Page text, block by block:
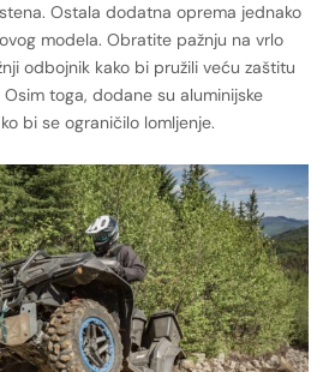
Ostala dodatna oprema jednako
modela. Obratite pažnju na vrlo
odbojnik kako bi pružili veću zaštitu
toga, dodane su aluminijske
bi se ograničilo lomljenje.